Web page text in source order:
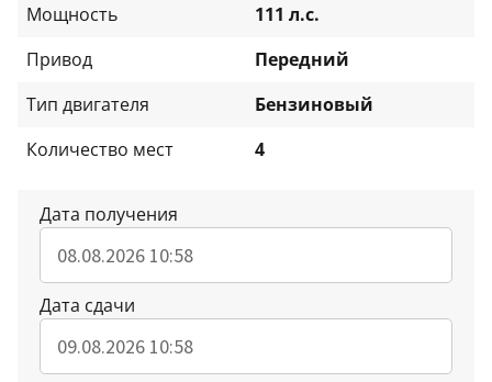
Мощность
111 л.с.
Привод
Передний
Тип двигателя
Бензиновый
Количество мест
4
Дата получения
Дата сдачи